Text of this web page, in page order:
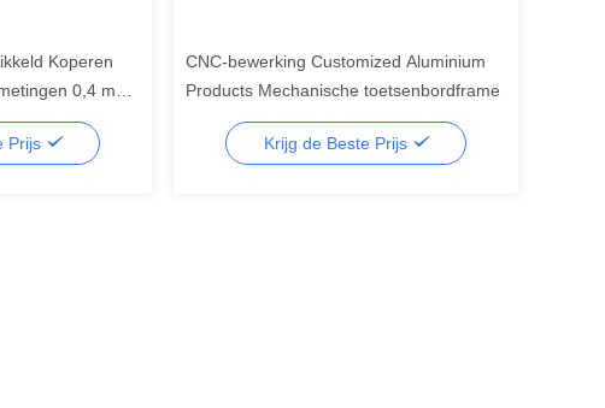
Koperen
0,4 mm
Prijs
CNC-bewerking Customized Aluminium
Products Mechanische toetsenbordframe
Krijg de Beste Prijs